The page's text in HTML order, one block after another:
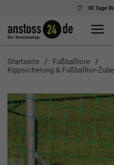
Ab 75,- € Einkauf
Startseite
Fußballtore
Kippsicherung & Fußballtor-